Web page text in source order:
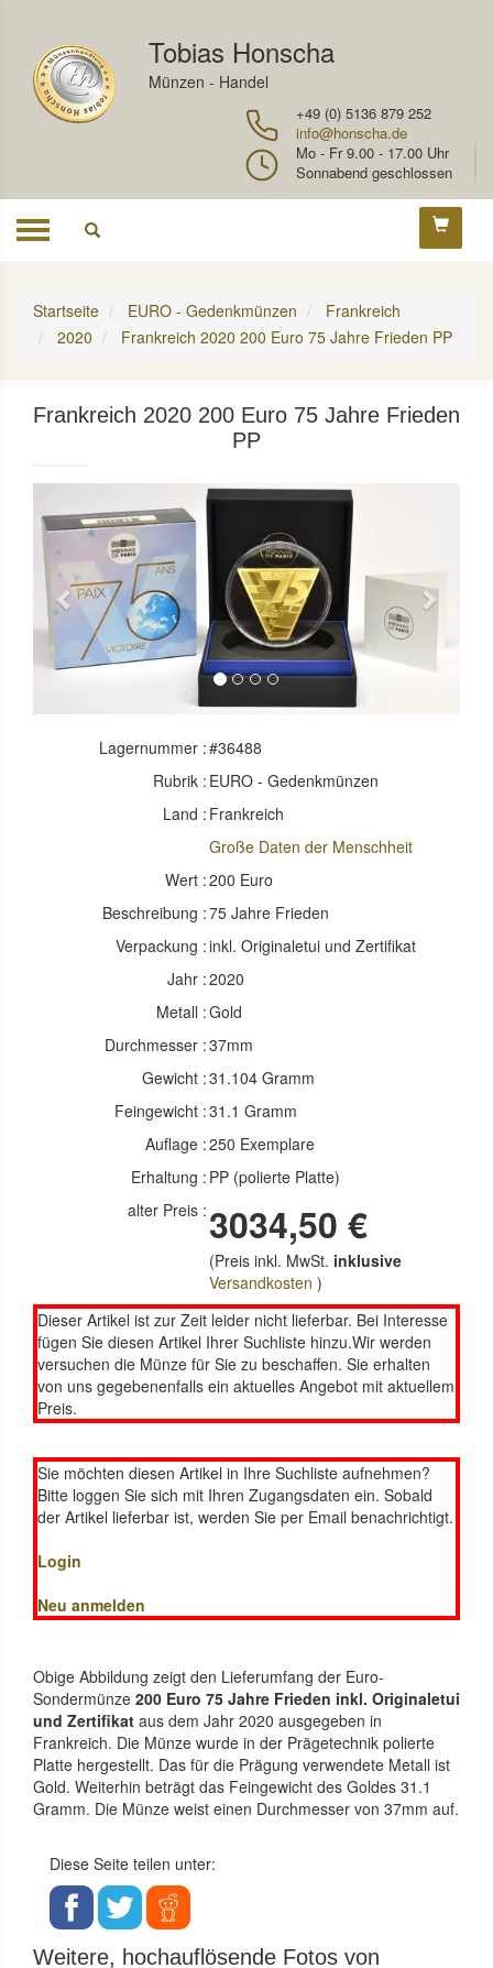
Tobias Honscha
Münzen - Handel
+49 (0) 5136 879 252
info@honscha.de
Mo - Fr 9.00 - 17.00 Uhr
Sonnabend geschlossen
Toggle
Startseite EURO - Gedenkmünzen
Frankreich
2020
Frankreich 2020 200 Euro 75 Jahre Frieden PP
Frankreich 2020 200 Euro 75 Jahre Frieden
PP
Previous Next
Lagernummer :#36488
Rubrik : EURO - Gedenkmünzen
Land : Frankreich
Große Daten der Menschheit
Wert :200 Euro
Beschreibung :75 Jahre Frieden
Verpackung :inkl. Originaletui und Zertifikat
Jahr :2020
Metall :Gold
Durchmesser :37mm
Gewicht :31.104 Gramm
Feingewicht :31.1 Gramm
Auflage :250 Exemplare
Erhaltung : PP (polierte Platte)
alter Preis : 3034,50 €
(Preis inkl. MwSt. inklusive
Versandkosten )
Dieser Artikel ist zur Zeit leider nicht lieferbar. Bei Interesse
fügen Sie diesen Artikel Ihrer Suchliste hinzu.Wir werden
versuchen die Münze für Sie zu beschaffen. Sie erhalten
von uns gegebenenfalls ein aktuelles Angebot mit aktuellem
Preis.
Sie möchten diesen Artikel in Ihre Suchliste aufnehmen?
Bitte loggen Sie sich mit Ihren Zugangsdaten ein. Sobald
der Artikel lieferbar ist, werden Sie per Email benachrichtigt.
Login
Neu anmelden
Obige Abbildung zeigt den Lieferumfang der Euro-
Sondermünze 200 Euro 75 Jahre Frieden inkl. Originaletui
und Zertifikat aus dem Jahr 2020 ausgegeben in
Frankreich. Die Münze wurde in der Prägetechnik polierte
Platte hergestellt. Das für die Prägung verwendete Metall ist
Gold. Weiterhin beträgt das Feingewicht des Goldes 31.1
Gramm. Die Münze weist einen Durchmesser von 37mm auf.
Diese Seite teilen unter:
Weitere, hochauflösende Fotos von